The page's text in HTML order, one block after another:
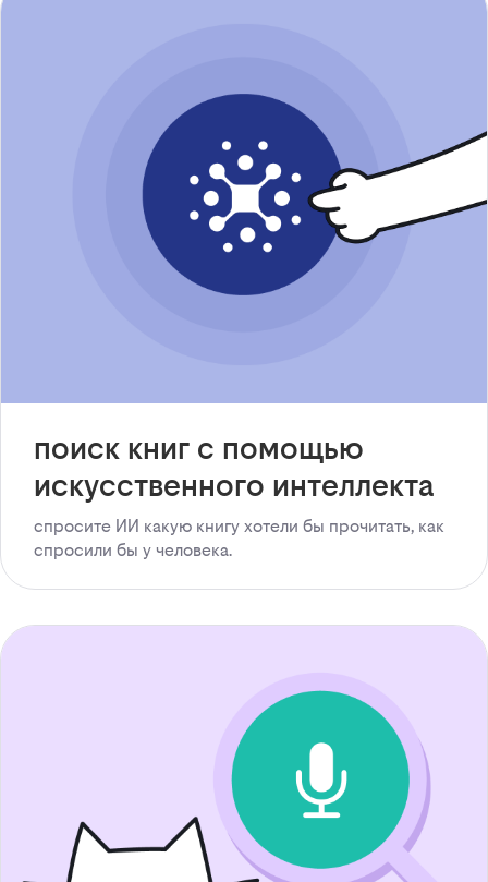
поиск книг с помощью
искусственного интеллекта
спросите ИИ какую книгу хотели бы прочитать, как
спросили бы у человека.